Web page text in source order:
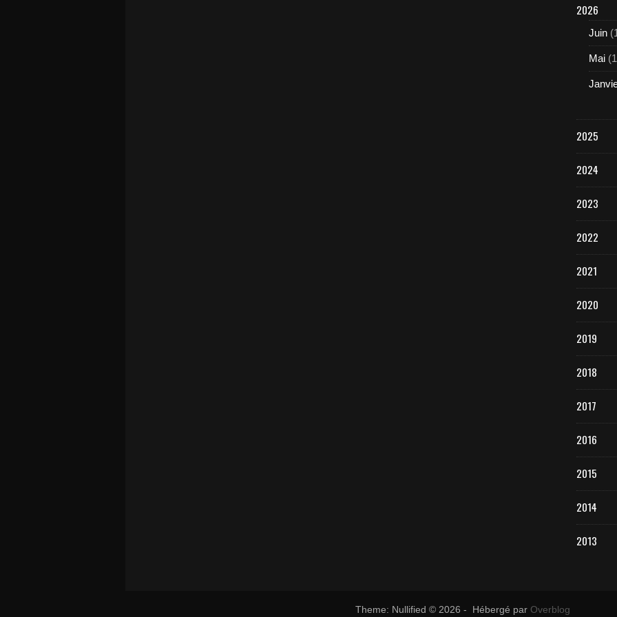
2026
Juin
Mai
2025
2024
2023
2022
2021
2020
2019
2018
2017
2016
2015
2014
2013
Theme: Nullified © 2026 - Hébergé par Overblog